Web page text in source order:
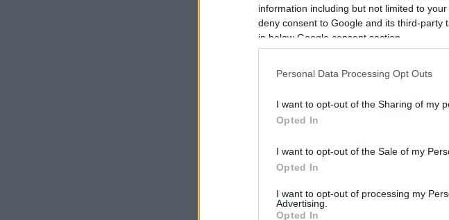
information including but not limited to
deny consent to Google and its third-party
in below Google consent section.
Personal Data Processing Opt Outs
I want to opt-out of the Sharing of my
Opted In
I want to opt-out of the Sale of my
Opted In
I want to opt-out of processing my
Advertising.
Opted In